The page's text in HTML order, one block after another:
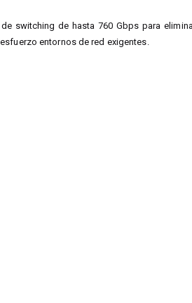
switching de hasta 760 Gbps para
entornos de red exigentes.